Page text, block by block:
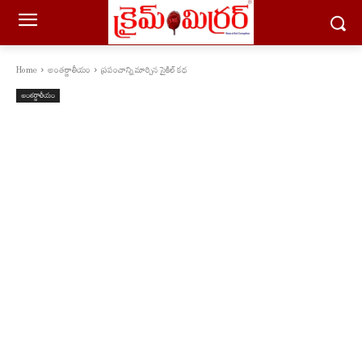
Home అంతర్జాతీయం ప్రపంచాన్ని మార్చిన సైకిల్ కథ
అంతర్జాతీయం